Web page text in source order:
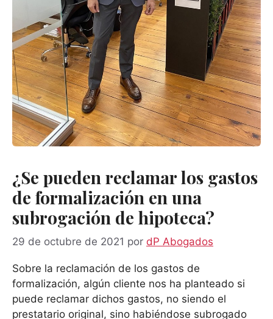
¿Se pueden reclamar los gastos
de formalización en una
subrogación de hipoteca?
29 de octubre de 2021 por dP Abogados
Sobre la reclamación de los gastos de
formalización, algún cliente nos ha planteado si
puede reclamar dichos gastos, no siendo el
prestatario original, sino habiéndose subrogado